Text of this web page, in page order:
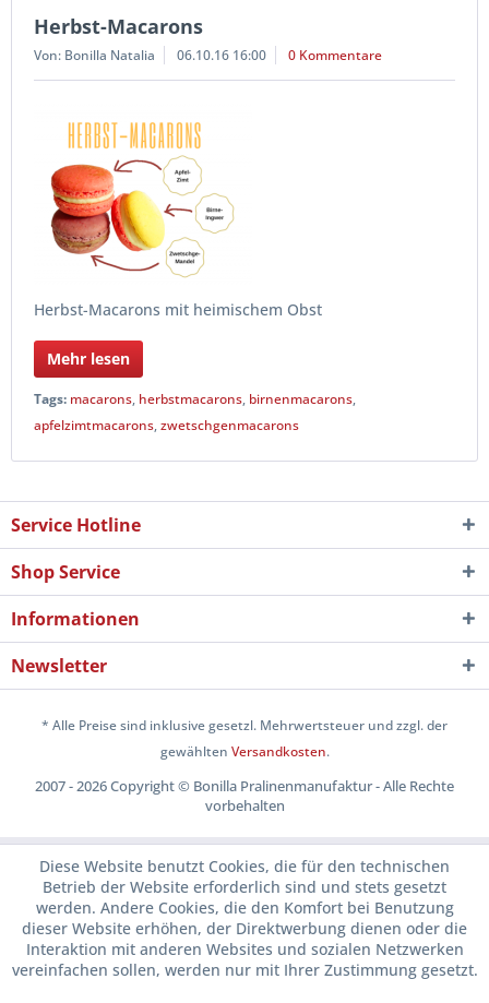
Herbst-Macarons
Von: Bonilla Natalia 06.10.16 16:00 0 Kommentare
Herbst-Macarons mit heimischem Obst
Mehr lesen
Tags: macarons, herbstmacarons, birnenmacarons,
apfelzimtmacarons,zwetschgenmacarons
Service Hotline
Shop Service
Informationen
Newsletter
* Alle Preise sind inklusive gesetzl. Mehrwertsteuer und zzgl. der
gewählten Versandkosten.
2007 - 2026 Copyright © Bonilla Pralinenmanufaktur - Alle Rechte
vorbehalten
Diese Website benutzt Cookies, die für den technischen
Betrieb der Website erforderlich sind und stets gesetzt
werden. Andere Cookies, die den Komfort bei Benutzung
dieser Website erhöhen, der Direktwerbung dienen oder die
Interaktion mit anderen Websites und sozialen Netzwerken
vereinfachen sollen, werden nur mit Ihrer Zustimmung gesetzt.